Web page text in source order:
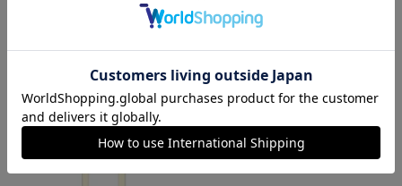
アドベンチャーハット
4,400円
KPマスコットトートバッグ（オ
レンジ）
2,750円